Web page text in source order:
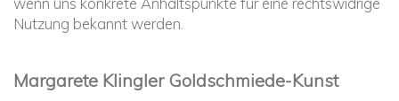
Nutzung bekannt werden.
Margarete Klingler Goldschmiede-Kunst